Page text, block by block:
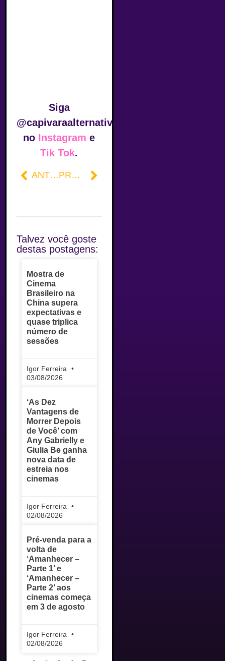
Siga
@capivaraalternativa
no Instagram e
Tik Tok.
ANTERIOR PRÓXIMO
Talvez você goste
destas postagens:
Mostra de
Cinema
Brasileiro na
China supera
expectativas e
quase triplica
número de
sessões
Igor Ferreira
03/08/2026
‘As Dez
Vantagens de
Morrer Depois
de Você’ com
Any Gabrielly e
Giulia Be ganha
nova data de
estreia nos
cinemas
Igor Ferreira
02/08/2026
Pré-venda para a
volta de
‘Amanhecer –
Parte 1’ e
‘Amanhecer –
Parte 2’ aos
cinemas começa
em 3 de agosto
Igor Ferreira
02/08/2026